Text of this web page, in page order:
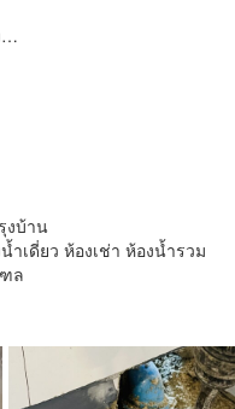
…
งบ้าน
เดี่ยว ห้องเช่า ห้องน้ำรวม
ล